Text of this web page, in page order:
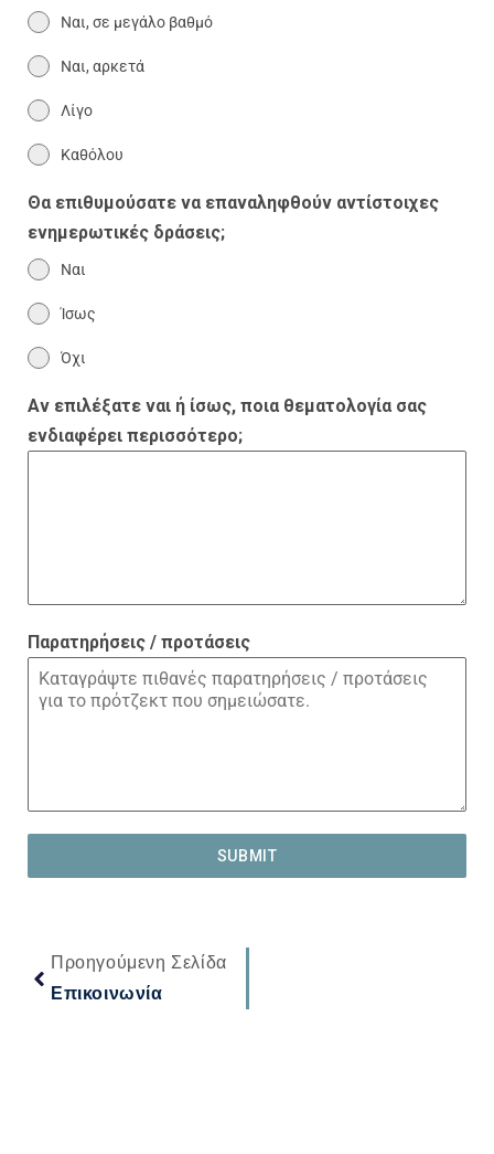
Ναι, σε μεγάλο βαθμό
Ναι, αρκετά
Λίγο
Καθόλου
Θα επιθυμούσατε να επαναληφθούν αντίστοιχες
ενημερωτικές δράσεις;
Ναι
Ίσως
Όχι
Αν επιλέξατε ναι ή ίσως, ποια θεματολογία σας
ενδιαφέρει περισσότερο;
Παρατηρήσεις / προτάσεις
SUBMIT
Προηγούμενη Σελίδα
Επικοινωνία